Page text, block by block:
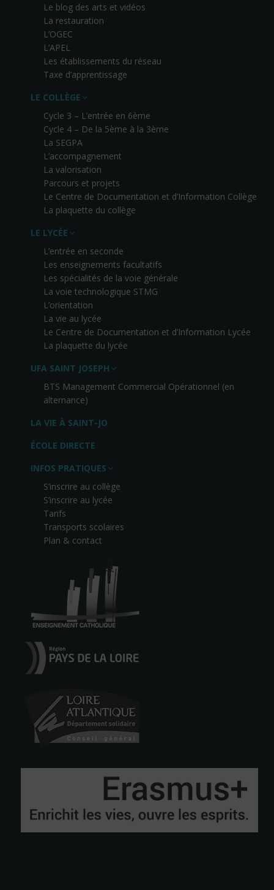
Le blog des arts et vidéos
La restauration
L’OGEC
L’APEL
Les établissements du réseau
Taxe d’apprentissage
LE COLLÈGE
Cycle 3 – L’entrée en 6ème
Cycle 4 – De la 5ème à la 3ème
La SEGPA
L’accompagnement
La valorisation
Parcours et projets
Le Centre de Documentation et d’Information Collège
La plaquette du collège
LE LYCÉE
L’entrée en seconde
Les enseignements facultatifs
Les spécialités de la voie générale
La voie technologique STMG
L’orientation
La vie au lycée
Le Centre de Documentation et d’Information Lycée
La plaquette du lycée
UFA SAINT JOSEPH
BTS Management Commercial Opérationnel (en
alternance)
LA VIE À SAINT-JO
ÉCOLE DIRECTE
INFOS PRATIQUES
S’inscrire au collège
S’inscrire au lycée
Tarifs
Transports scolaires
Plan & contact